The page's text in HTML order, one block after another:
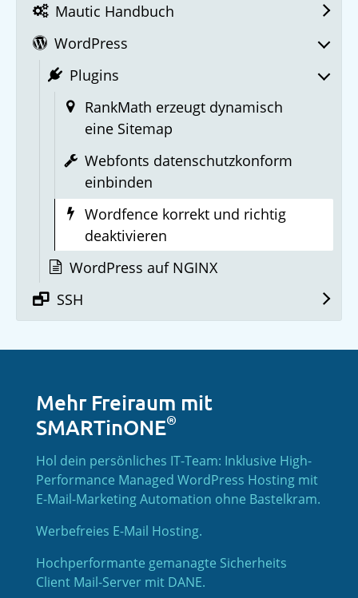
Mautic Handbuch
WordPress
Plugins
RankMath erzeugt dynamisch
eine Sitemap
Webfonts datenschutzkonform
einbinden
Wordfence korrekt und richtig
deaktivieren
WordPress auf NGINX
SSH
Mehr Freiraum mit
SMARTinONE®
Hol dein persönliches IT-Team: Inklusive High-
Performance Managed WordPress Hosting mit
E-Mail-Marketing Automation ohne Bastelkram.
Werbefreies E-Mail Hosting.
Hochperformante gemanagte Sicherheits
Client Mail-Server mit DANE.